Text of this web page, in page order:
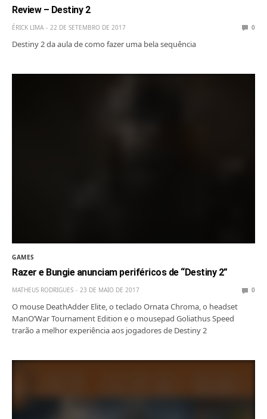
Review – Destiny 2
ÉRICK LIMA 22 DE SETEMBRO DE 2017 0
Destiny 2 da aula de como fazer uma bela sequência
GAMES
Razer e Bungie anunciam periféricos de “Destiny 2”
MATHEUS RODRIGUES 23 DE MAIO DE 2017 0
O mouse DeathAdder Elite, o teclado Ornata Chroma, o headset
ManO’War Tournament Edition e o mousepad Goliathus Speed
trarão a melhor experiência aos jogadores de Destiny 2